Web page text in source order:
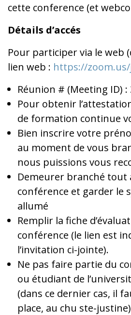
cette conference (et
Détails d’accés
Pour participer via le web
lien web : https://zoom.us/
Réunion # (Meeting ID) :
Pour obtenir
de formation continue
Bien inscrire votre
au moment de vous
nous puissions vous
Demeurer branché tout
conférence et garder le
allumé
Remplir la fiche
conférence (le lien est
l’invitation ci-jointe).
Ne pas faire partie du
ou étudiant de
(dans ce dernier cas, il
place, au chu ste-justine)